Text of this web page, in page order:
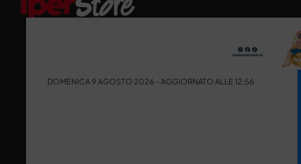
DOMENICA 9 AGOSTO 2026 - AGGIORNATO ALLE 12:56